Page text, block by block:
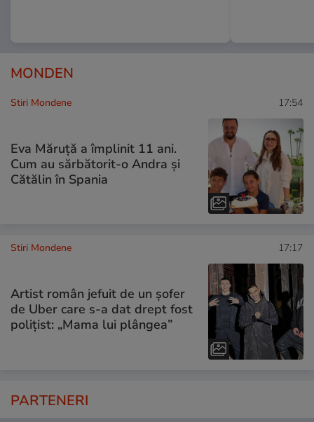
MONDEN
Stiri Mondene 17:54
Eva Măruță a împlinit 11 ani.
Cum au sărbătorit-o Andra și
Cătălin în Spania
Stiri Mondene 17:17
Artist român jefuit de un șofer
de Uber care s-a dat drept fost
polițist: „Mama lui plângea”
PARTENERI